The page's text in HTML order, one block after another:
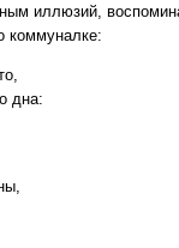
иллюзий,
коммуналке:
дна: